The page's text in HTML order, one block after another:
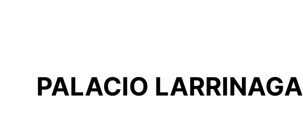
PALACIO LARRINAGA